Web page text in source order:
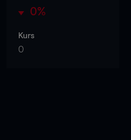
0%
Kurs
0